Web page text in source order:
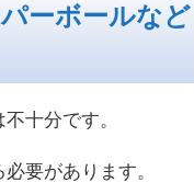
ーボールなど
十分です。
要があります。